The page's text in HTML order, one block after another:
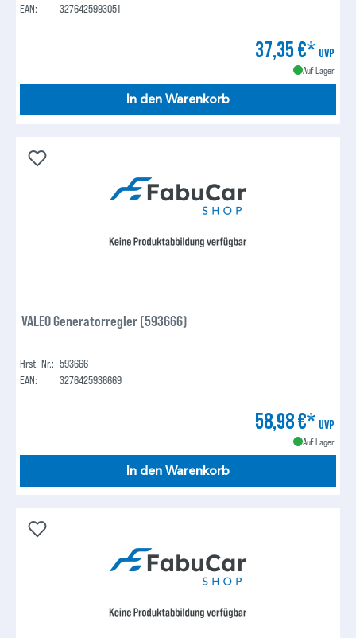
EAN:
3276425993051
37,35 €* UVP
Auf Lager
In den Warenkorb
VALEO Generatorregler (593666)
Hrst.-Nr.: 593666
EAN:
3276425936669
58,98 €* UVP
Auf Lager
In den Warenkorb